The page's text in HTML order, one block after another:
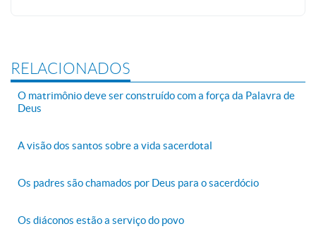
RELACIONADOS
O matrimônio deve ser construído com a força da Palavra de
Deus
A visão dos santos sobre a vida sacerdotal
Os padres são chamados por Deus para o sacerdócio
Os diáconos estão a serviço do povo